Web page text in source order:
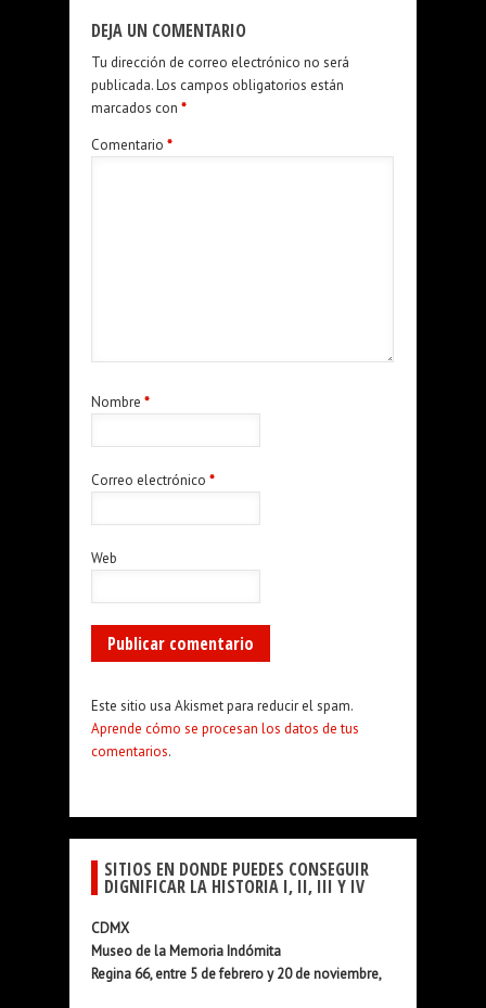
DEJA UN COMENTARIO
Tu dirección de correo electrónico no será
publicada.Los campos obligatorios están
marcados con *
Comentario *
Nombre *
Correo electrónico *
Web
Este sitio usa Akismet para reducir el spam.
Aprende cómo se procesan los datos de tus
comentarios.
SITIOS EN DONDE PUEDES CONSEGUIR
DIGNIFICAR LA HISTORIA I, II, III Y IV
CDMX
Museo de la Memoria Indómita
Regina 66, entre 5 de febrero y 20 de noviembre,